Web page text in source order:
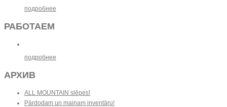
подробнее
РАБОТАЕМ
подробнее
АРХИВ
ALL MOUNTAIN slēpes!
Pārdodam un mainam inventāru!